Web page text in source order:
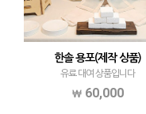
한솔 용포(제작 상품)
유료 대여 상품입니다
60,000